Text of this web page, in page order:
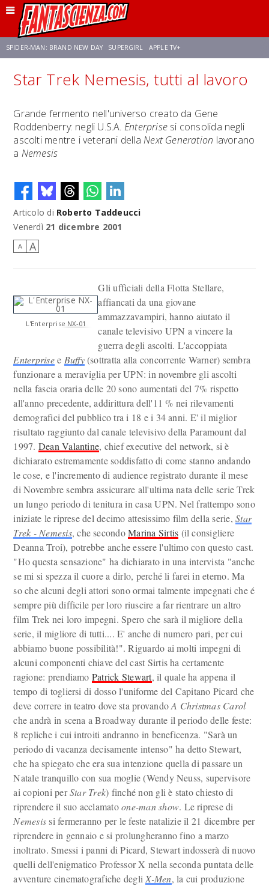
SPIDER-MAN: BRAND NEW DAY SUPERGIRL APPLE TV+
FRANCO RICCIARDIELLO ZENDAYA STAR TREK AVENGERS: DOOMSDAY
NETFLIX SADIE SINK STAR TREK: STRANGE NEW WORLDS
Star Trek Nemesis, tutti al lavoro
Grande fermento nell'universo creato da Gene
Roddenberry: negli U.S.A. Enterprisesi consolida negli
ascolti mentre i veterani dellaNext Generation lavorano
a Nemesis
Articolo di Roberto Taddeucci
Venerdì 21 dicembre 2001
A A
L'Enterprise NX-01
Gli ufficiali della Flotta Stellare,
affiancati da una giovane
ammazzavampiri, hanno aiutato il
canale televisivo UPN a vincere la
guerra degli ascolti. L'accoppiata
Enterprisee Buffy(sottratta alla concorrente Warner) sembra
funzionare a meraviglia per UPN: in novembre gli ascolti
nella fascia oraria delle 20 sono aumentati del 7% rispetto
all'anno precedente, addirittura dell'11 % nei rilevamenti
demografici del pubblico tra i 18 e i 34 anni. E' il miglior
risultato raggiunto dal canale televisivo della Paramount dal
1997. Dean Valantine, chief executive del network, si è
dichiarato estremamente soddisfatto di come stanno andando
le cose, e l'incremento di audience registrato durante il mese
di Novembre sembra assicurare all'ultima nata delle serie Trek
un lungo periodo di tenitura in casa UPN. Nel frattempo sono
iniziate le riprese del decimo attesissimo film della serie,Star
Trek - Nemesis, che secondoMarina Sirtis (il consigliere
Deanna Troi), potrebbe anche essere l'ultimo con questo cast.
"Ho questa sensazione" ha dichiarato in una intervista "anche
se mi si spezza il cuore a dirlo, perché li farei in eterno. Ma
so che alcuni degli attori sono ormai talmente impegnati che é
sempre più difficile per loro riuscire a far rientrare un altro
film Trek nei loro impegni. Spero che sarà il migliore della
serie, il migliore di tutti.... E' anche di numero pari, per cui
abbiamo buone possibilità!". Riguardo ai molti impegni di
alcuni componenti chiave del cast Sirtis ha certamente
ragione: prendiamo Patrick Stewart, il quale ha appena il
tempo di togliersi di dosso l'uniforme del Capitano Picard che
deve correre in teatro dove sta provandoA Christmas Carol
che andrà in scena a Broadway durante il periodo delle feste:
8 repliche i cui introiti andranno in beneficenza. "Sarà un
periodo di vacanza decisamente intenso" ha detto Stewart,
che ha spiegato che era sua intenzione quella di passare un
Natale tranquillo con sua moglie (Wendy Neuss, supervisore
ai copioni perStar Trek) finché non gli è stato chiesto di
riprendere il suo acclamatoone-man show. Le riprese di
Nemesissi fermeranno per le feste natalizie il 21 dicembre per
riprendere in gennaio e si prolungheranno fino a marzo
inoltrato. Smessi i panni di Picard, Stewart indosserà di nuovo
quelli dell'enigmatico Professor X nella seconda puntata delle
avventure cinematografiche degli X-Men, la cui produzione